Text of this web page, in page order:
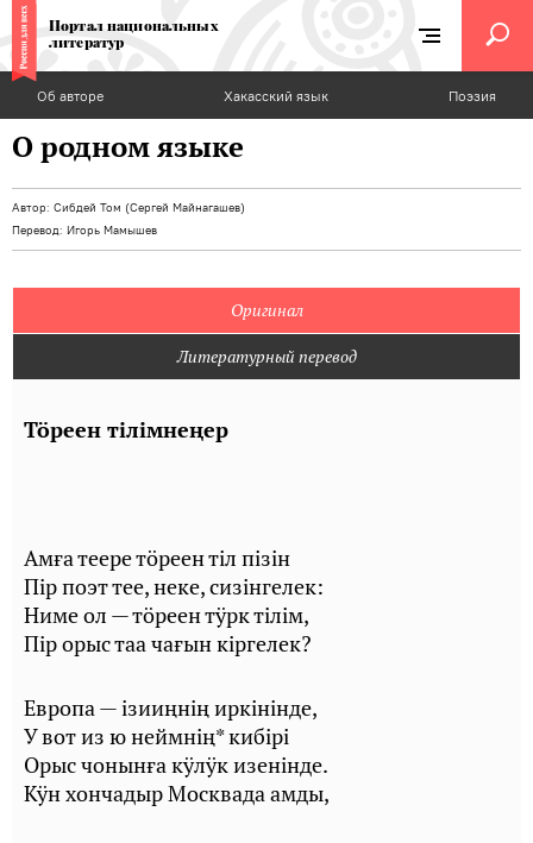
Портал национальных
литератур
Об авторе Хакасский язык Поэзия
О родном языке
Автор: Сибдей Том (Сергей Майнагашев)
Перевод: Игорь Мамышев
Оригинал
Литературный перевод
Тӧреен тілімнеңер
Амға теере тӧреен тіл пізін
Пір поэт тее, неке, сизінгелек:
Ниме ол — тӧреен тӱрк тілім,
Пір орыс таа чағын кіргелек?
Европа — ізииңнің иркінінде,
У вот из ю неймнің* кибірі
Орыс чонынға кӱлӱк изенінде.
Кӱн хончадыр Москвада амды,